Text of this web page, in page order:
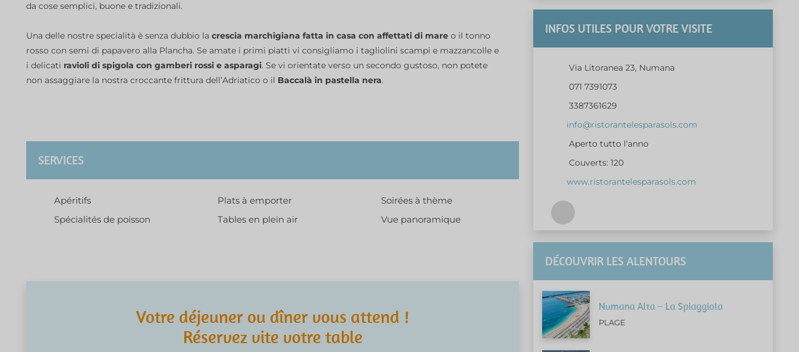
da cose semplici, buone e tradizionali.
Una delle nostre specialità è senza dubbio la crescia marchigiana fatta in casa con affettati di mare o il tonno
rosso con semi di papavero alla Plancha. Se amate i primi piatti vi consigliamo i tagliolini scampi e mazzancolle e
i delicati ravioli di spigola con gamberi rossi e asparagi. Se vi orientate verso un secondo gustoso, non potete
non assaggiare la nostra croccante frittura dell’Adriatico o il Baccalà in pastella nera.
SERVICES
Apéritifs Plats à emporter
Soirées à thème
Spécialités de poisson
Tables en plein air Vue panoramique
Votre déjeuner ou dîner vous attend !
Réservez vite votre table
INFOS UTILES POUR VOTRE VISITE
Via Litoranea 23, Numana
071 7391073
3387361629
info@ristorantelesparasols.com
Aperto tutto l'anno
Couverts: 120
www.ristorantelesparasols.com
DÉCOUVRIR LES ALENTOURS
Numana Alta – La Spiaggiola
PLAGE